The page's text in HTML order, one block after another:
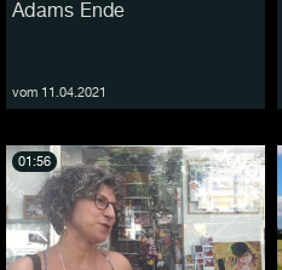
Adams Ende
vom 11.04.2021
01:56